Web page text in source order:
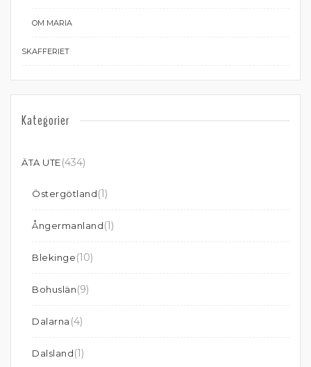
OM MARIA
SKAFFERIET
Kategorier
ÄTA UTE(434)
Östergötland(1)
Ångermanland(1)
Blekinge(10)
Bohuslän(9)
Dalarna (4)
Dalsland(1)